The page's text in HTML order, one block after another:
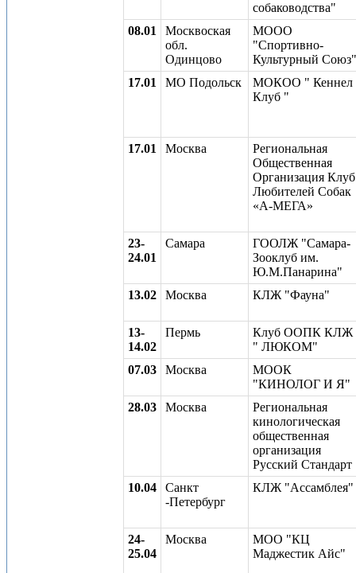
собаководства"
08.01
Москвоская
обл.
Одинцово
МООО
"Спортивно-
Культурный Союз"
17.01
МО Подольск
МОКОО " Кеннел
Клуб "
17.01 Москва
Региональная
Общественная
Организация Клуб
Любителей Собак
«А-МЕГА»
23-
24.01
Самара
ГООЛЖ "Самара-
Зооклуб им.
Ю.М.Панарина"
13.02
Москва КЛЖ "Фауна"
13-
14.02
Пермь
Клуб ООПК КЛЖ
" ЛЮКОМ"
07.03
Москва
МООК
"КИНОЛОГ И Я"
28.03
Москва
Региональная
кинологическая
общественная
организация
Русский Стандарт
10.04
Санкт
-Петербург
КЛЖ "Ассамблея"
24-
25.04
Москва
МОО "КЦ
Маджестик Айс"